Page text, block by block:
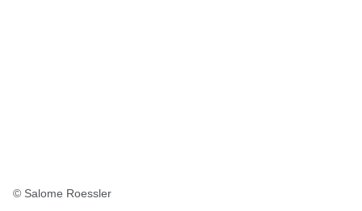
© Salome Roessler